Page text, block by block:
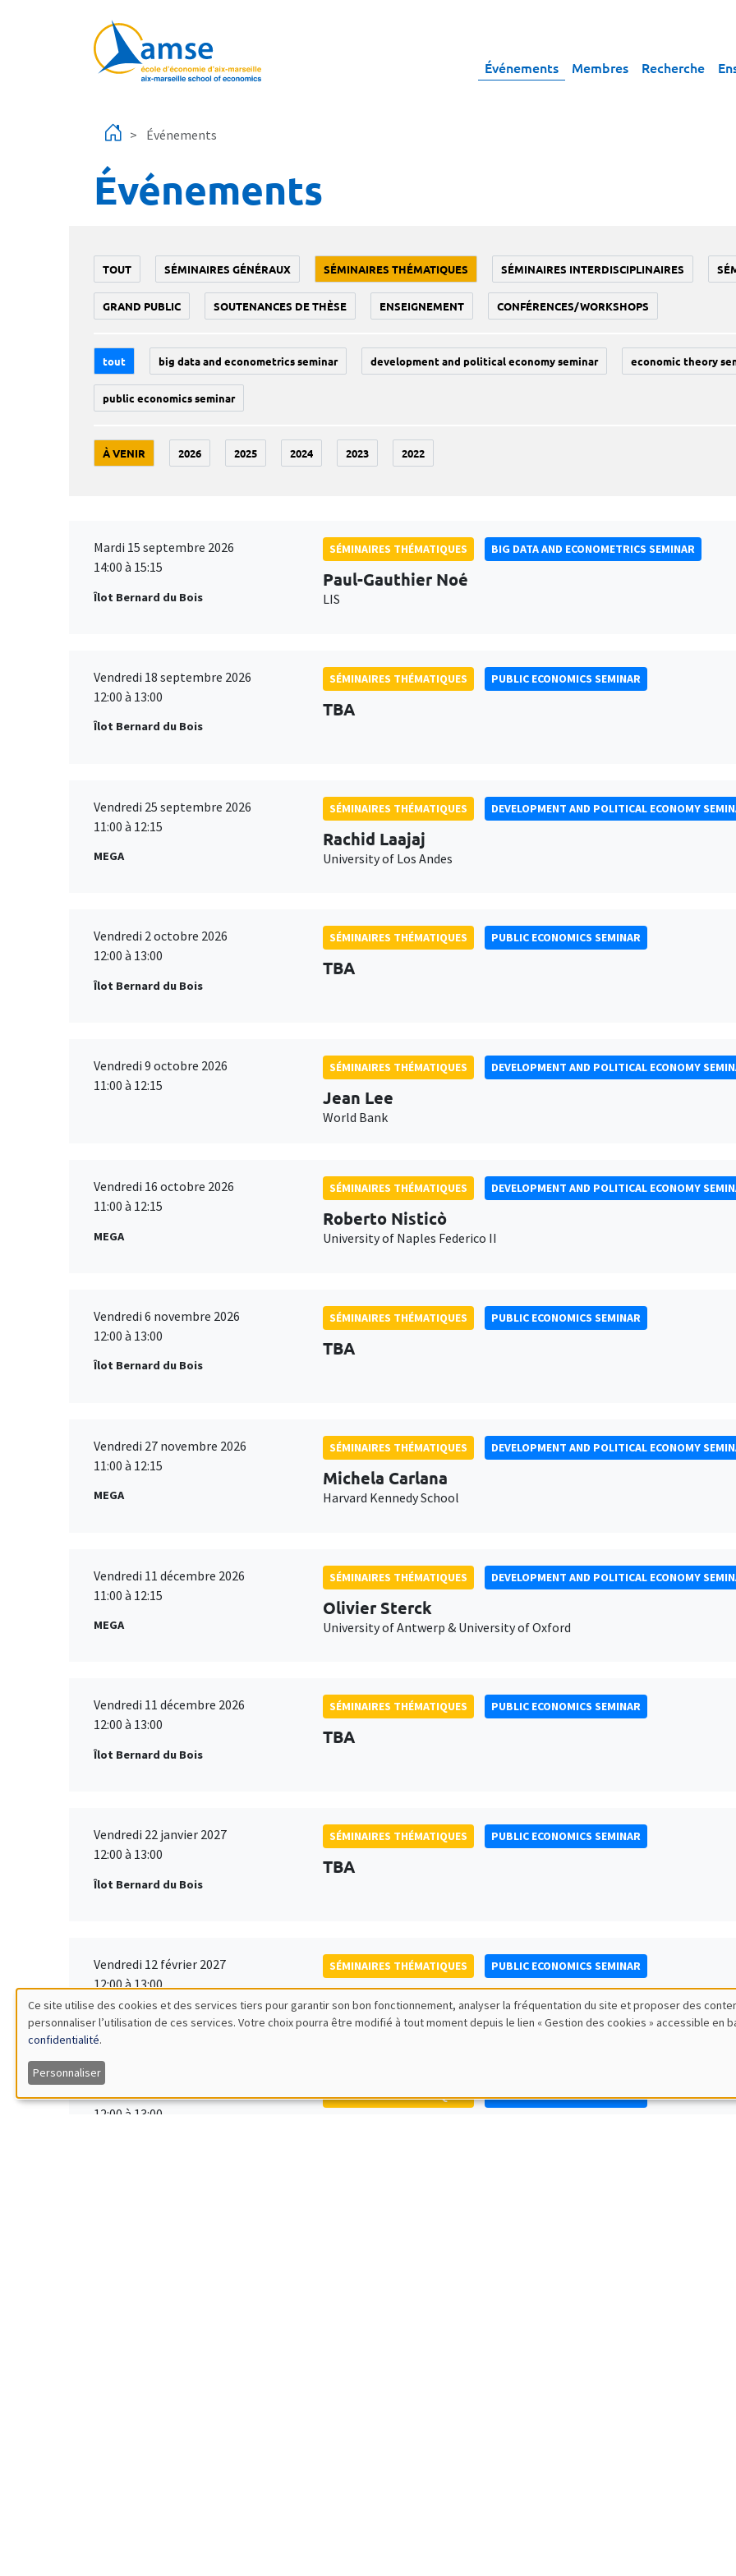
Événements Membres Recherche
Événements
Événements
TOUT SÉMINAIRES GÉNÉRAUX SÉMINAIRES THÉMATIQUES SÉMINAIRES INTERDISCIPLINAIRES
GRAND PUBLIC SOUTENANCES DE THÈSE ENSEIGNEMENT CONFÉRENCES/WORKSHOPS
tout big data and econometrics seminar development and political economy seminar economic theory
public economics seminar
À VENIR 2026 2025 2024 2023 2022
Mardi 15 septembre 2026
14:00 à 15:15
Îlot Bernard du Bois
SÉMINAIRES THÉMATIQUES BIG DATA AND ECONOMETRICS SEMINAR
Paul-Gauthier Noé
LIS
Vendredi 18 septembre 2026
12:00 à 13:00
Îlot Bernard du Bois
SÉMINAIRES THÉMATIQUES PUBLIC ECONOMICS SEMINAR
TBA
Vendredi 25 septembre 2026
11:00 à 12:15
MEGA
SÉMINAIRES THÉMATIQUES DEVELOPMENT AND POLITICAL ECONOMY
Rachid Laajaj
University of Los Andes
Vendredi 2 octobre 2026
12:00 à 13:00
Îlot Bernard du Bois
SÉMINAIRES THÉMATIQUES PUBLIC ECONOMICS SEMINAR
TBA
Vendredi 9 octobre 2026
11:00 à 12:15
SÉMINAIRES THÉMATIQUES DEVELOPMENT AND POLITICAL ECONOMY
Jean Lee
World Bank
Vendredi 16 octobre 2026
11:00 à 12:15
MEGA
SÉMINAIRES THÉMATIQUES DEVELOPMENT AND POLITICAL ECONOMY
Roberto Nisticò
University of Naples Federico II
Vendredi 6 novembre 2026
12:00 à 13:00
Îlot Bernard du Bois
SÉMINAIRES THÉMATIQUES PUBLIC ECONOMICS SEMINAR
TBA
Vendredi 27 novembre 2026
11:00 à 12:15
MEGA
SÉMINAIRES THÉMATIQUES DEVELOPMENT AND POLITICAL ECONOMY
Michela Carlana
Harvard Kennedy School
Vendredi 11 décembre 2026
11:00 à 12:15
MEGA
SÉMINAIRES THÉMATIQUES DEVELOPMENT AND POLITICAL ECONOMY
Olivier Sterck
University of Antwerp & University of Oxford
Vendredi 11 décembre 2026
12:00 à 13:00
Îlot Bernard du Bois
SÉMINAIRES THÉMATIQUES PUBLIC ECONOMICS SEMINAR
TBA
Vendredi 22 janvier 2027
12:00 à 13:00
Îlot Bernard du Bois
SÉMINAIRES THÉMATIQUES PUBLIC ECONOMICS SEMINAR
TBA
Vendredi 12 février 2027
12:00 à 13:00
Îlot Bernard du Bois
SÉMINAIRES THÉMATIQUES PUBLIC ECONOMICS SEMINAR
TBA
Vendredi 19 mars 2027
12:00 à 13:00
SÉMINAIRES THÉMATIQUES PUBLIC ECONOMICS SEMINAR
Utilisation
des
données
Ce site utilise des cookies et des services tiers pour garantir son bon fonctionnement, analyser la fréquentation du site et proposer des
personnaliser l’utilisation de ces services. Votre choix pourra être modifié à tout moment depuis le lien « Gestion des cookies » accessible en
confidentialité.
Personnaliser